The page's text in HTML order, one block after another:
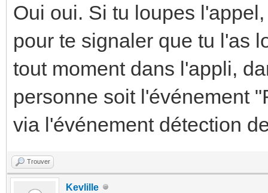
Oui oui. Si tu loupes
pour te signaler que tu l'as
tout moment dans l'appli,
personne soit l'événement
via l'événement détection
Trouver
Kevlille